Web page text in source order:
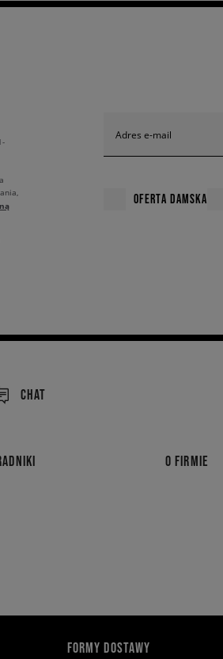
Adres e-mail
OFERTA DAMSKA
CHAT
O FIRMIE
FORMY DOSTAWY